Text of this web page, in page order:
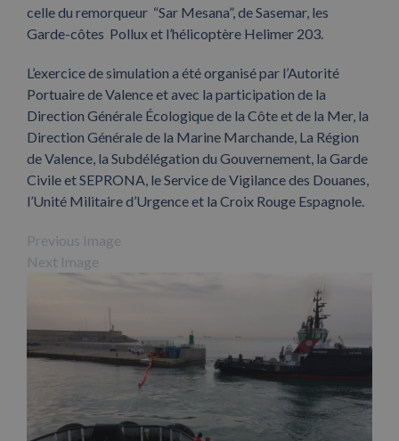
celle du remorqueur “Sar Mesana”, de Sasemar, les
Garde-côtes Pollux et l’hélicoptère Helimer 203.
L’exercice de simulation a été organisé par l’Autorité
Portuaire de Valence et avec la participation de la
Direction Générale Écologique de la Côte et de la Mer, la
Direction Générale de la Marine Marchande, La Région
de Valence, la Subdélégation du Gouvernement, la Garde
Civile et SEPRONA, le Service de Vigilance des Douanes,
l’Unité Militaire d’Urgence et la Croix Rouge Espagnole.
Previous Image
Next Image